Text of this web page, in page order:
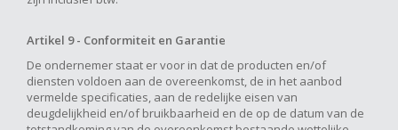
Artikel 9 - Conformiteit en Garantie
De ondernemer staat er voor in dat de producten en/of
diensten voldoen aan de overeenkomst, de in het aanbod
vermelde specificaties, aan de redelijke eisen van
deugdelijkheid en/of bruikbaarheid en de op de datum van de